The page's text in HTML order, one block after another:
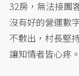
32房，無法接團
沒有好的營運數
不敷出，村長堅
讓知情者皆心疼。